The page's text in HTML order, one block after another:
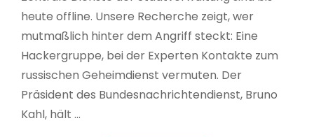
heute offline. Unsere Recherche zeigt, wer
mutmaßlich hinter dem Angriff steckt: Eine
Hackergruppe, bei der Experten Kontakte zum
russischen Geheimdienst vermuten. Der
Präsident des Bundesnachrichtendienst, Bruno
Kahl, hält …